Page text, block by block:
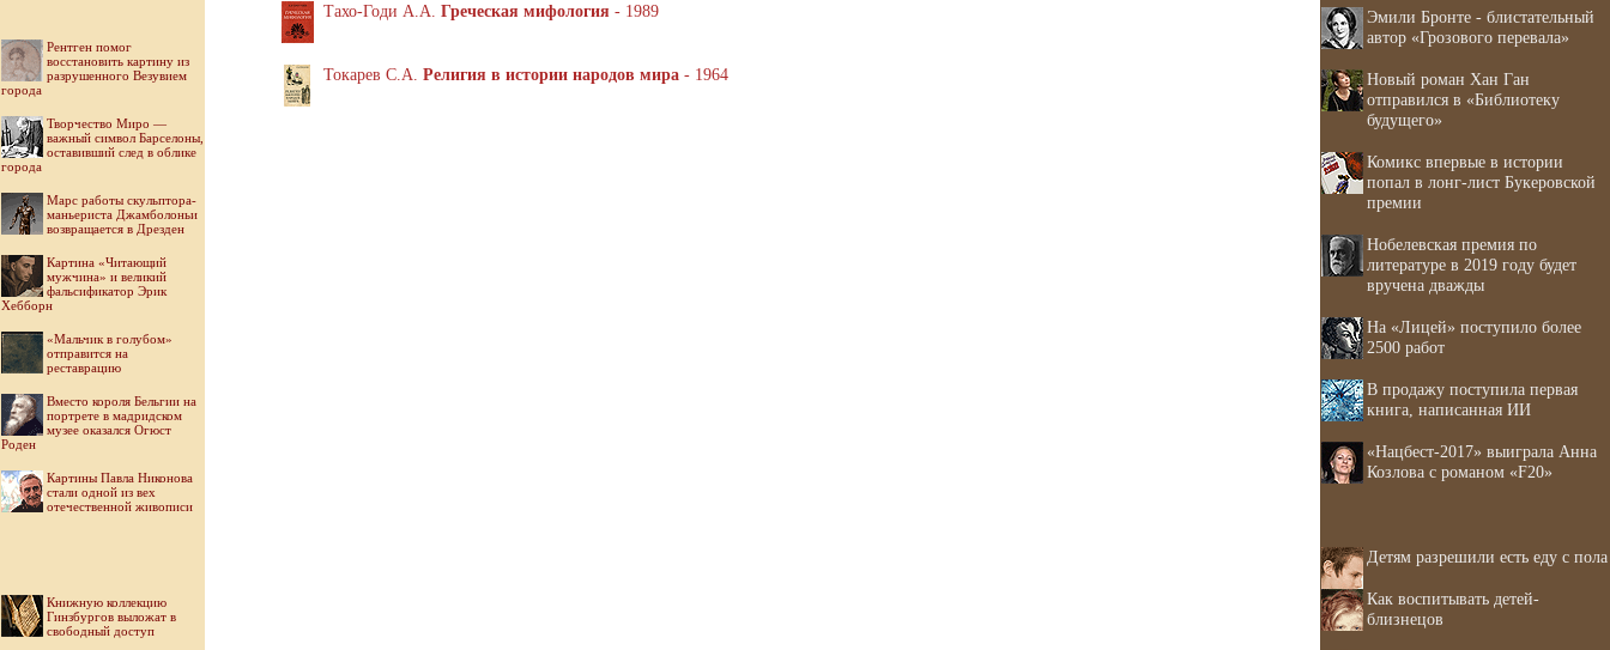
Рентген помог
восстановить картину из
разрушенного Везувием
города
Творчество Миро —
важный символ Барселоны,
оставивший след в облике
города
Марс работы скульптора-
маньериста Джамболоньи
возвращается в Дрезден
Картина «Читающий
мужчина» и великий
фальсификатор Эрик
Хебборн
«Мальчик в голубом»
отправится на
реставрацию
Вместо короля Бельгии на
портрете в мадридском
музее оказался Огюст
Роден
Картины Павла Никонова
стали одной из вех
отечественной живописи
Книжную коллекцию
Гинзбургов выложат в
свободный доступ
Тахо-Годи А.А. Греческая мифология - 1989
Токарев С.А. Религия в истории народов мира - 1964
Эмили Бронте - блистательный
автор «Грозового перевала»
Новый роман Хан Ган
отправился в «Библиотеку
будущего»
Комикс впервые в истории
попал в лонг-лист Букеровской
премии
Нобелевская премия по
литературе в 2019 году будет
вручена дважды
На «Лицей» поступило более
2500 работ
В продажу поступила первая
книга, написанная ИИ
«Нацбест-2017» выиграла Анна
Козлова с романом «F20»
Детям разрешили есть еду с пола
Как воспитывать детей-
близнецов